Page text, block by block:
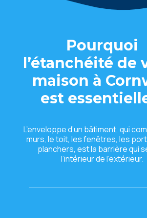
Pourquoi
l’étanchéité de
maison à
est
L’enveloppe d’un bâtiment, qui
murs, le toit, les fenêtres, les
planchers, est la barrière qui
l’intérieur de l’extérieur.